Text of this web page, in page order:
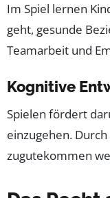
Im Spiel lernen
geht, gesunde
Teamarbeit und
Kognitive
Spielen fördert
einzugehen.
zugutekommen